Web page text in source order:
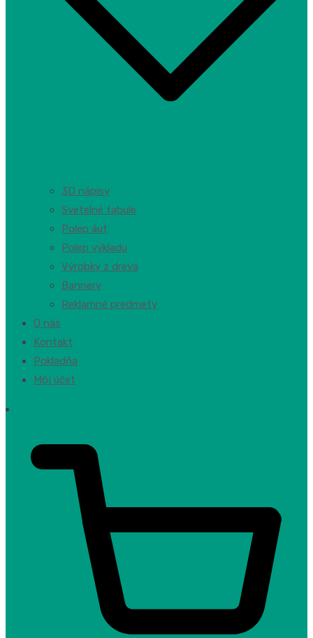
3D nápisy
Svetelné tabule
Polep áut
Polep výkladu
Výrobky z dreva
Bannery
Reklamné predmety
O nás
Kontakt
Pokladňa
Môj účet